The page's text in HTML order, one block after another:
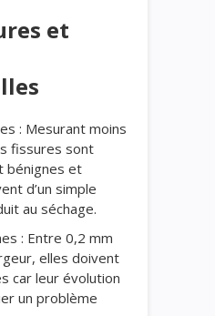
et
: Mesurant moins
fissures sont
bénignes et
d’un simple
au séchage.
: Entre 0,2 mm
elles doivent
car leur évolution
un problème